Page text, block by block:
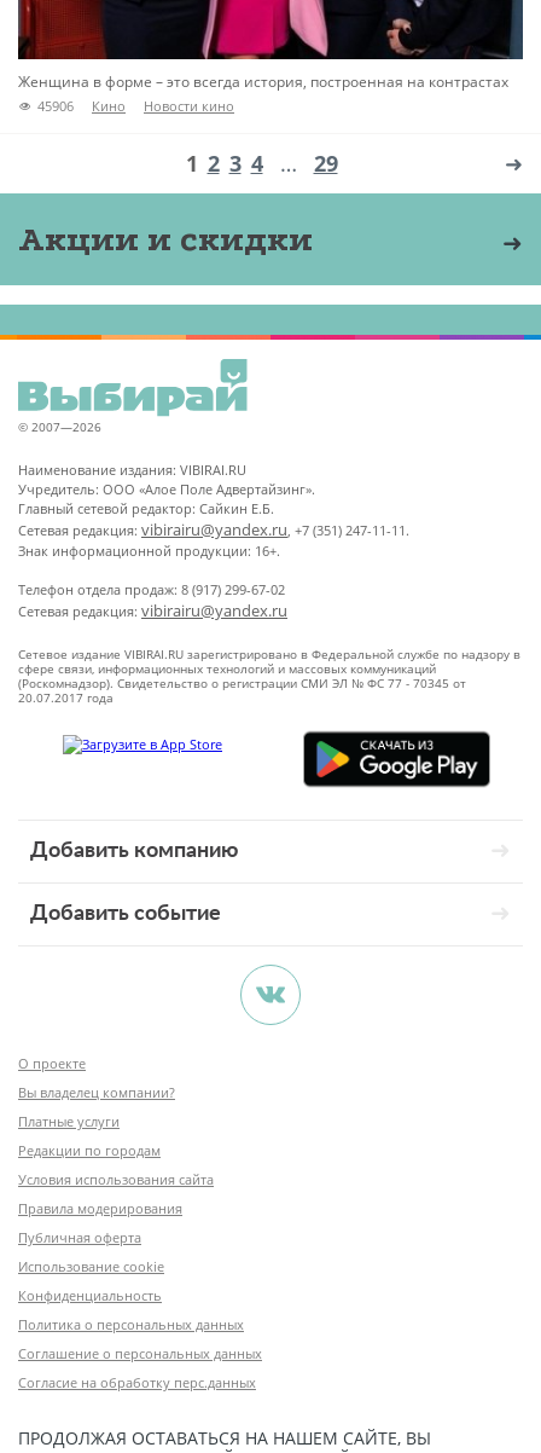
Женщина в форме – это всегда история, построенная на контрастах
45906 Кино Новости кино
1 2 3 4 … 29 ➜
Акции и скидки
© 2007—2026
Наименование издания: VIBIRAI.RU
Учредитель: ООО «Алое Поле Адвертайзинг».
Главный сетевой редактор: Сайкин Е.Б.
Сетевая редакция: vibirairu@yandex.ru, +7 (351) 247-11-11.
Знак информационной продукции: 16+.
Телефон отдела продаж: 8 (917) 299-67-02
Сетевая редакция: vibirairu@yandex.ru
Сетевое издание VIBIRAI.RU зарегистрировано в Федеральной службе по надзору в
сфере связи, информационных технологий и массовых коммуникаций
(Роскомнадзор). Свидетельство о регистрации СМИ ЭЛ № ФС 77 - 70345 от
20.07.2017 года
Добавить компанию
Добавить событие
О проекте
Вы владелец компании?
Платные услуги
Редакции по городам
Условия использования сайта
Правила модерирования
Публичная оферта
Использование cookie
Конфиденциальность
Политика о персональных данных
Соглашение о персональных данных
Согласие на обработку перс.данных
ПРОДОЛЖАЯ ОСТАВАТЬСЯ НА НАШЕМ САЙТЕ, ВЫ